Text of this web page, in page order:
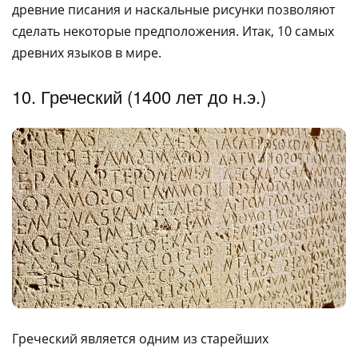
древние писания и наскальные рисунки позволяют
сделать некоторые предположения. Итак, 10 самых
древних языков в мире.
10. Греческий (1400 лет до н.э.)
Греческий является одним из старейших